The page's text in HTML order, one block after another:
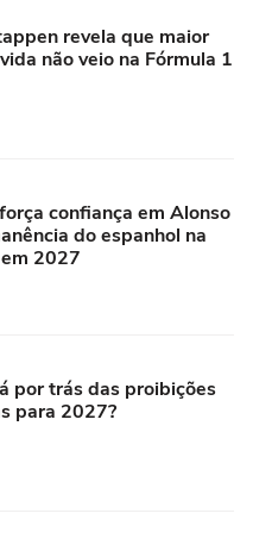
revela que maior
não veio na Fórmula 1
confiança em Alonso
do espanhol na
2027
por trás das proibições
para 2027?